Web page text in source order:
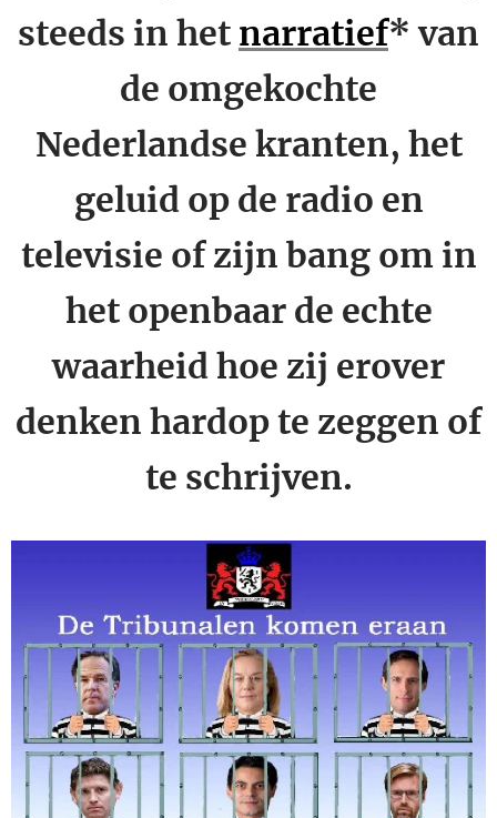
steeds in het narratief* van
de omgekochte
Nederlandse kranten, het
geluid op de radio en
televisie of zijn bang om in
het openbaar de echte
waarheid hoe zij erover
denken hardop te zeggen of
te schrijven.